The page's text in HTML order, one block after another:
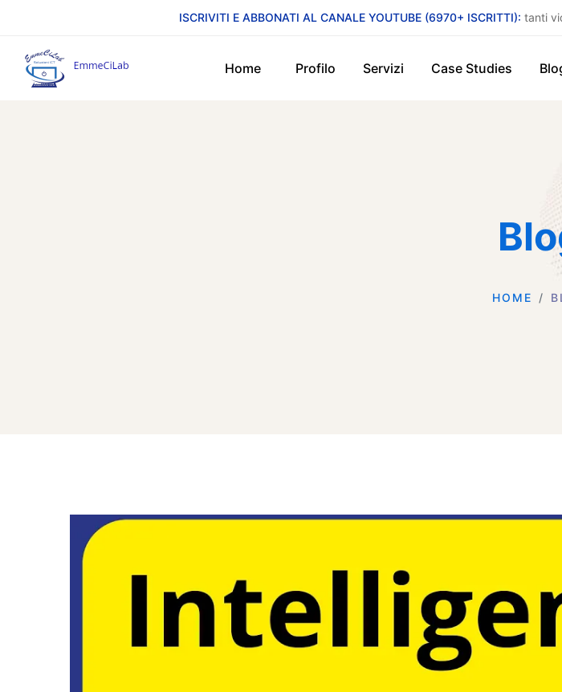
ISCRIVITI E ABBONATI AL CANALE YOUTUBE (6970+ ISCRITTI): tanti
Home Profilo Servizi Case Studies
HOME